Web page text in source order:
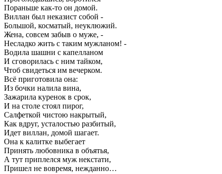
Пораньше как-то он домой.
Виллан был неказист собой -
Большой, косматый, неуклюжий.
Жена, совсем забыв о муже, -
Несладко жить с таким мужланом! -
Водила шашни с капелланом
И сговорилась с ним тайком,
Чтоб свидеться им вечерком.
Всё приготовила она:
Из бочки налила вина,
Зажарила куренок в срок,
И на столе стоял пирог,
Салфеткой чистою накрытый,
Как вдруг, усталостью разбитый,
Идет виллан, домой шагает.
Она к калитке выбегает
Принять любовника в объятья,
А тут приплелся муж некстати,
Пришел не вовремя, нежданно…